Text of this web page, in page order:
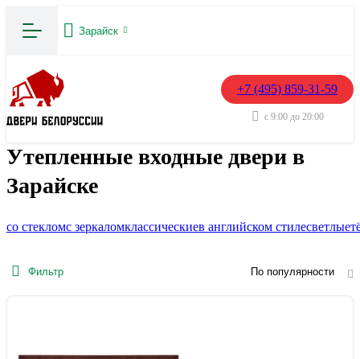
Зарайск
+7 (495) 859-31-59
с 9:00 до 20:00
Утепленные входные двери в
Зарайске
со стекломс зеркаломклассическиев английском стилесветлые
Фильтр По популярности